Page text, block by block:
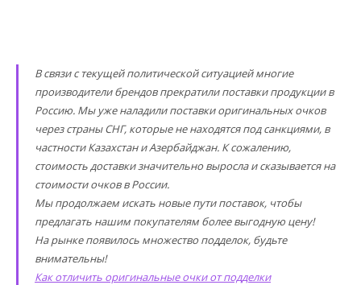
В связи с текущей политической ситуацией многие
производители брендов прекратили поставки продукции в
Россию. Мы уже наладили поставки оригинальных очков
через страны СНГ, которые не находятся под санкциями, в
частности Казахстан и Азербайджан. К сожалению,
стоимость доставки значительно выросла и сказывается на
стоимости очков в России.
Мы продолжаем искать новые пути поставок, чтобы
предлагать нашим покупателям более выгодную цену!
На рынке появилось множество подделок, будьте
внимательны!
Как отличить оригинальные очки от подделки